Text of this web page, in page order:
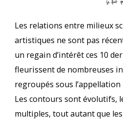
Les relations entre milieux
artistiques ne sont pas
un regain d’intérêt ces 10
fleurissent de nombreuses
regroupés sous l’appellation
Les contours sont évolutifs,
multiples, tout autant que